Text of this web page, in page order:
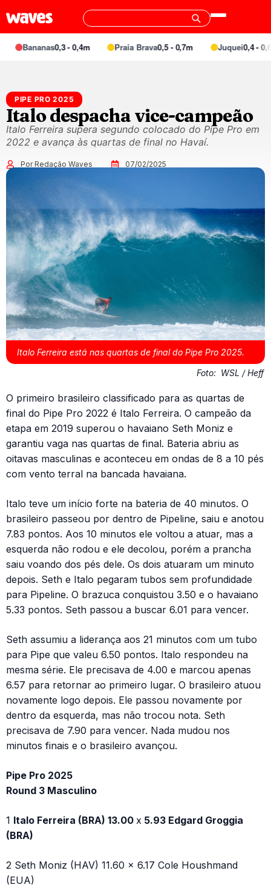
Bananas0,3 - 0,4m Praia Brava0,5 - 0,7m Juquei0,4 - 0,6m
PIPE PRO 2025
Italo despacha vice-campeão
Italo Ferreira supera segundo colocado do Pipe Pro em
2022 e avança às quartas de final no Havaí.
Por Redação Waves 07/02/2025
Italo Ferreira está nas quartas de final do Pipe Pro 2025.
Foto: WSL / Heff
O primeiro brasileiro classificado para as quartas de
final do Pipe Pro 2022 é Italo Ferreira. O campeão da
etapa em 2019 superou o havaiano Seth Moniz e
garantiu vaga nas quartas de final. Bateria abriu as
oitavas masculinas e aconteceu em ondas de 8 a 10 pés
com vento terral na bancada havaiana.
Italo teve um início forte na bateria de 40 minutos. O
brasileiro passeou por dentro de Pipeline, saiu e anotou
7.83 pontos. Aos 10 minutos ele voltou a atuar, mas a
esquerda não rodou e ele decolou, porém a prancha
saiu voando dos pés dele. Os dois atuaram um minuto
depois. Seth e Italo pegaram tubos sem profundidade
para Pipeline. O brazuca conquistou 3.50 e o havaiano
5.33 pontos. Seth passou a buscar 6.01 para vencer.
Seth assumiu a liderança aos 21 minutos com um tubo
para Pipe que valeu 6.50 pontos. Italo respondeu na
mesma série. Ele precisava de 4.00 e marcou apenas
6.57 para retornar ao primeiro lugar. O brasileiro atuou
novamente logo depois. Ele passou novamente por
dentro da esquerda, mas não trocou nota. Seth
precisava de 7.90 para vencer. Nada mudou nos
minutos finais e o brasileiro avançou.
Pipe Pro 2025
Round 3 Masculino
1 Italo Ferreira (BRA) 13.00 x 5.93 Edgard Groggia
(BRA)
2 Seth Moniz (HAV) 11.60 x 6.17 Cole Houshmand
(EUA)